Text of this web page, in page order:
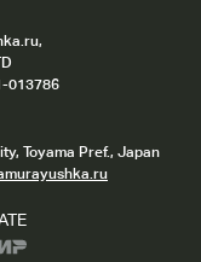
013786
Toyama Pref., Japan